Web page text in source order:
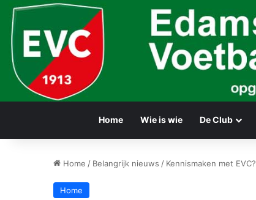
Home Wie is wie De Club
Home / Belangrijk nieuws / Kennismaken met EVC?
Home